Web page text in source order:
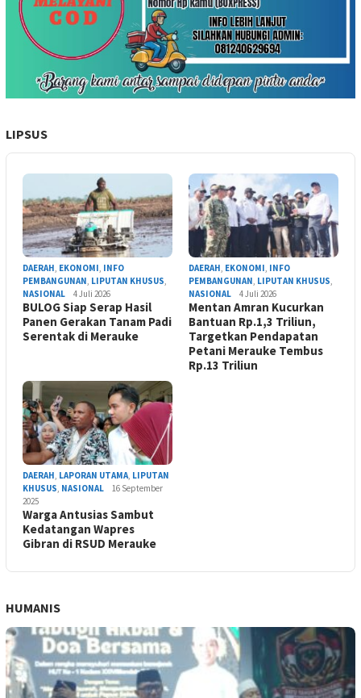
LIPSUS
DAERAH, EKONOMI, INFO
PEMBANGUNAN, LIPUTAN KHUSUS,
NASIONAL
4 Juli 2026
BULOG Siap Serap Hasil
Panen Gerakan Tanam Padi
Serentak di Merauke
DAERAH, EKONOMI, INFO
PEMBANGUNAN, LIPUTAN KHUSUS,
NASIONAL
4 Juli 2026
Mentan Amran Kucurkan
Bantuan Rp.1,3 Triliun,
Targetkan Pendapatan
Petani Merauke Tembus
Rp.13 Triliun
DAERAH, LAPORAN UTAMA, LIPUTAN
KHUSUS, NASIONAL
16 September
2025
Warga Antusias Sambut
Kedatangan Wapres
Gibran di RSUD Merauke
HUMANIS